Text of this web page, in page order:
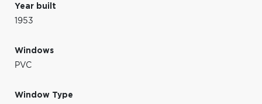
Year built
1953
Windows
PVC
Window Type